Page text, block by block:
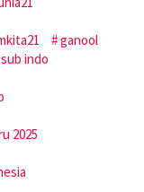
ganool
indo
2025